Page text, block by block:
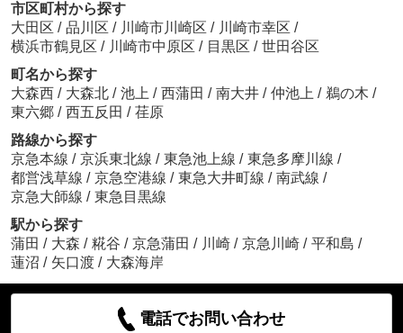
市区町村から探す
大田区 / 品川区 / 川崎市川崎区 / 川崎市幸区 /
横浜市鶴見区 / 川崎市中原区 / 目黒区 / 世田谷区
町名から探す
大森西 / 大森北 / 池上 / 西蒲田 / 南大井 / 仲池上 / 鵜の木 /
東六郷 / 西五反田 / 荏原
路線から探す
京急本線 / 京浜東北線 / 東急池上線 / 東急多摩川線 /
都営浅草線 / 京急空港線 / 東急大井町線 / 南武線 /
京急大師線 / 東急目黒線
駅から探す
蒲田 / 大森 / 糀谷 / 京急蒲田 / 川崎 / 京急川崎 / 平和島 /
蓮沼 / 矢口渡 / 大森海岸
電話でお問い合わせ